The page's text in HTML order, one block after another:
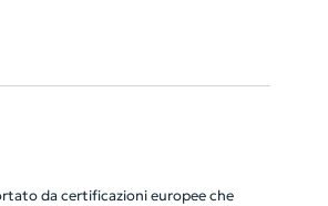
da certificazioni europee che